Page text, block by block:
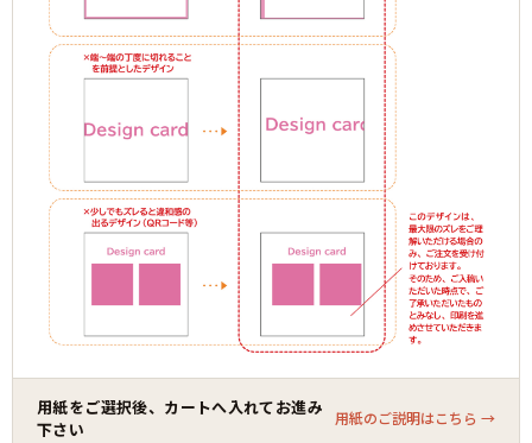
用紙をご選択後、カートへ入れてお進み
下さい
用紙のご説明はこちら →